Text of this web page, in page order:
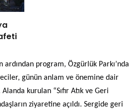
program, Özgürlük Parkı’nda
günün anlam ve önemine dair
kurulan “Sıfır Atık ve Geri
ziyaretine açıldı. Sergide geri